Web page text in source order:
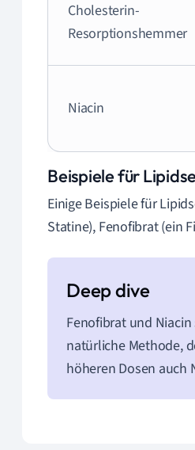
Cholesterin-
Resorptionshemmer
Niacin
Beispiele für
Einige Beispiele für
Statine), Fenofibrat (ein
Fenofibrat und
natürliche Methode,
höheren Dosen auch